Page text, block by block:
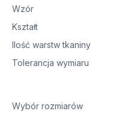
Wzór
Kształt
Ilość warstw tkaniny
Tolerancja wymiaru
Wybór rozmiarów